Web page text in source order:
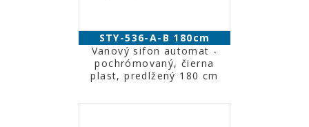
STY-536-A-B 180cm
Vanový sifon automat -
pochrómovaný, čierna
plast, predlžený 180 cm